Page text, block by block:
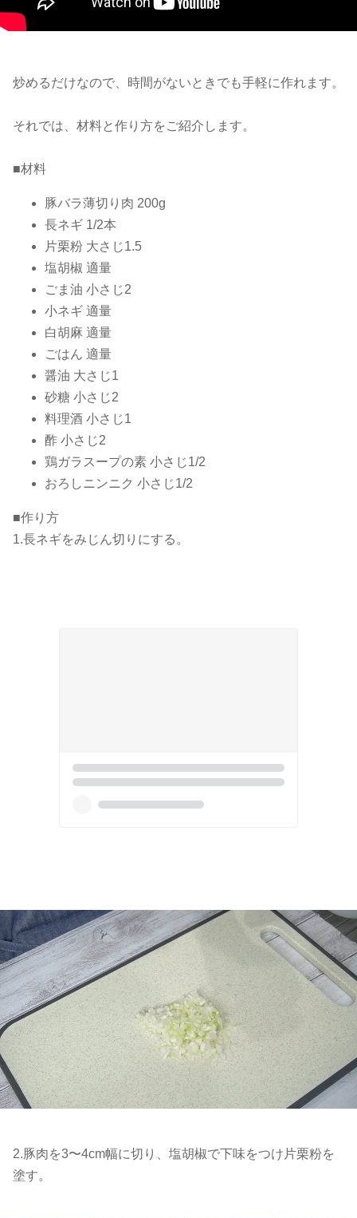
炒めるだけなので、時間がないときでも手軽に作れます。
それでは、材料と作り方をご紹介します。
■材料
豚バラ薄切り肉 200g
長ネギ 1/2本
片栗粉 大さじ1.5
塩胡椒 適量
ごま油 小さじ2
小ネギ 適量
白胡麻 適量
ごはん 適量
醤油 大さじ1
砂糖 小さじ2
料理酒 小さじ1
酢 小さじ2
鶏ガラスープの素 小さじ1/2
おろしニンニク 小さじ1/2
■作り方
1.長ネギをみじん切りにする。
2.豚肉を3〜4cm幅に切り、塩胡椒で下味をつけ片栗粉を
塗す。